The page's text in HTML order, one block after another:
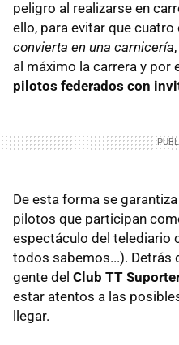
peligro al realizarse en
ello, para evitar que
convierta en una carnicería
al máximo la carrera y
pilotos federados con
De esta forma se
pilotos que participan
espectáculo del telediario
todos sabemos...). Detrás
gente del Club TT
estar atentos a las
llegar.